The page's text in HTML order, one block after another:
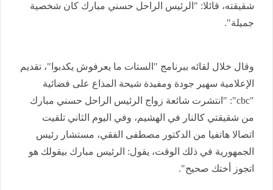
شقيقته، قائلا: "الرئيس الراحل حسني مبارك كان شخصية
جميلة".
وقال خلال لقائه ببرنامج "الستات ما يعرفوش يكدبوا"، تقديم
الإعلامية سهير جودة ومفيدة شيحة المذاع على فضائية
"cbc": "انتشرت شائعة زواج الرئيس الراحل حسني مبارك
من شقيقتي كالنار في الهشيم، وفي اليوم الثاني تلقيت
اتصالا هاتفيا من الدكتور مصطفى الفقي، مستشار رئيس
الجمهورية في ذلك الوقت، يقول: الرئيس مبارك بيقولك هو
اتجوز أختك صحيح".